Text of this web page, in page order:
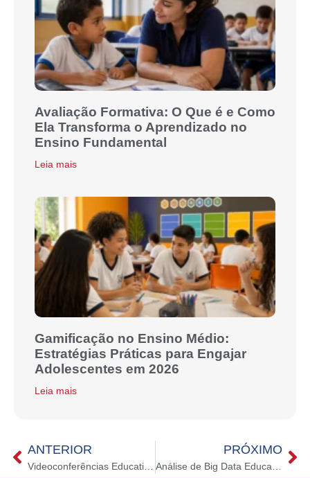
Avaliação Formativa: O Que é e Como
Ela Transforma o Aprendizado no
Ensino Fundamental
Leia mais
Gamificação no Ensino Médio:
Estratégias Práticas para Engajar
Adolescentes em 2026
Leia mais
ANTERIOR
Videoconferências Educativas: Conectando Salas de Aula Globalmente
PRÓXIMO
Análise de Big Data Educacional: Personalizando o Aprendizado com Tecnologia